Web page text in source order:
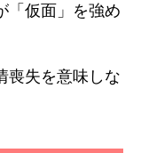
「仮面」を強め
喪失を意味しな